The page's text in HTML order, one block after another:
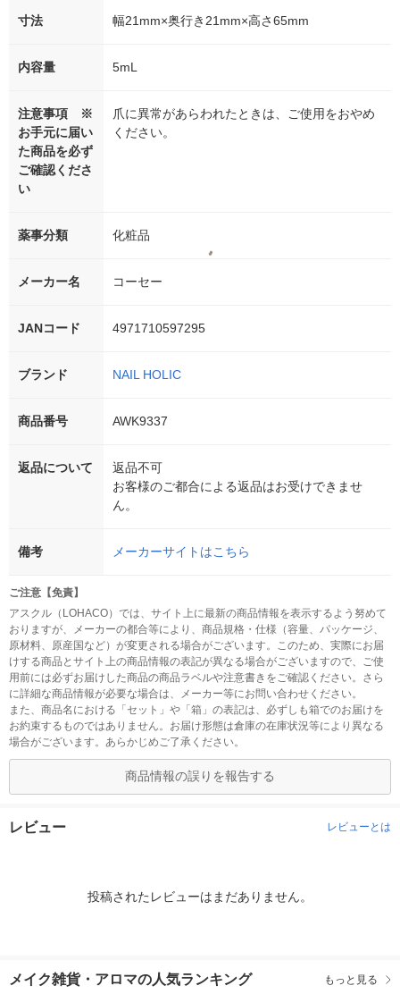
寸法 幅21mm×奥行き21mm×高さ65mm
内容量 5mL
注意事項 ※
お手元に届い
た商品を必ず
ご確認くださ
い
爪に異常があらわれたときは、ご使用をおやめ
ください。
薬事分類 化粧品
メーカー名 コーセー
JANコード 4971710597295
ブランド NAIL HOLIC
商品番号 AWK9337
返品について
返品不可
お客様のご都合による返品はお受けできませ
ん。
備考 メーカーサイトはこちら
ご注意【免責】
アスクル（LOHACO）では、サイト上に最新の商品情報を表示するよう努めて
おりますが、メーカーの都合等により、商品規格・仕様（容量、パッケージ、
原材料、原産国など）が変更される場合がございます。このため、実際にお届
けする商品とサイト上の商品情報の表記が異なる場合がございますので、ご使
用前には必ずお届けした商品の商品ラベルや注意書きをご確認ください。さら
に詳細な商品情報が必要な場合は、メーカー等にお問い合わせください。
また、商品名における「セット」や「箱」の表記は、必ずしも箱でのお届けを
お約束するものではありません。お届け形態は倉庫の在庫状況等により異なる
場合がございます。あらかじめご了承ください。
商品情報の誤りを報告する
レビュー レビューとは
投稿されたレビューはまだありません。
メイク雑貨・アロマの人気ランキング もっと見る